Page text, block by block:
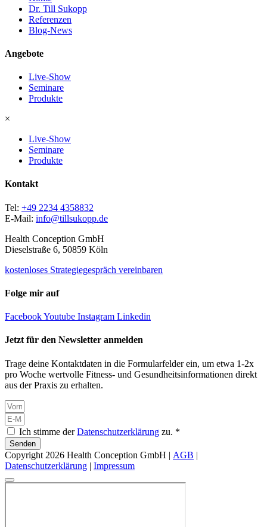
Dr. Till Sukopp
Referenzen
Blog-News
Angebote
Live-Show
Seminare
Produkte
×
Live-Show
Seminare
Produkte
Kontakt
Tel: +49 2234 4358832
E-Mail: info@tillsukopp.de
Health Conception GmbH
Dieselstraße 6, 50859 Köln
kostenloses Strategiegespräch vereinbaren
Folge mir auf
FacebookYoutube Instagram Linkedin
Jetzt für den Newsletter anmelden
Trage deine Kontaktdaten in die Formularfelder ein, um etwa 1-2x
pro Woche wertvolle Fitness- und Gesundheitsinformationen direkt
aus der Praxis zu erhalten.
Ich stimme derDatenschutzerklärung zu. *
Senden
Copyright 2026 Health Conception GmbH | AGB |
Datenschutzerklärung | Impressum